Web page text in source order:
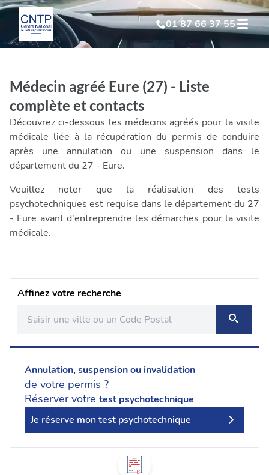
01 87 66 37 55
Test Psychotechnique suite à annulation
Test Psychotechniquesuite à invalidation
Test Psychotechnique
Médecin agréé Eure (27) - Liste
complète et contacts
Découvrez ci-dessous les médecins agréés pour la visite
médicale liée à la récupération du permis de conduire
après une annulation ou une suspension dans le
département du 27 - Eure.
Veuillez noter que la réalisation des tests
psychotechniques est requise dans le département du 27
- Eure avant d'entreprendre les démarches pour la visite
médicale.
Affinez votre recherche
Annulation, suspension ou invalidation
de votre permis ?
Réserver votre test psychotechnique
Je réserve mon test psychotechnique